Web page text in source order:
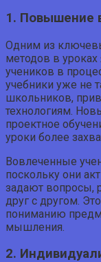
1. Повышение
Одним из
методов в
учеников в
учебники уже не
школьников,
технологиям.
проектное
уроки более
Вовлеченные
поскольку они
задают вопросы,
друг с другом.
пониманию
мышления.
2.